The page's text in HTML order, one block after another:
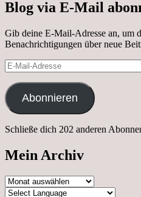
Blog via E-Mail
Gib deine E-Mail-Adresse an, um
Benachrichtigungen über neue
E-
Mail-
Adresse
Abonnieren
Schließe dich 202 anderen
Mein Archiv
Mein
Archiv